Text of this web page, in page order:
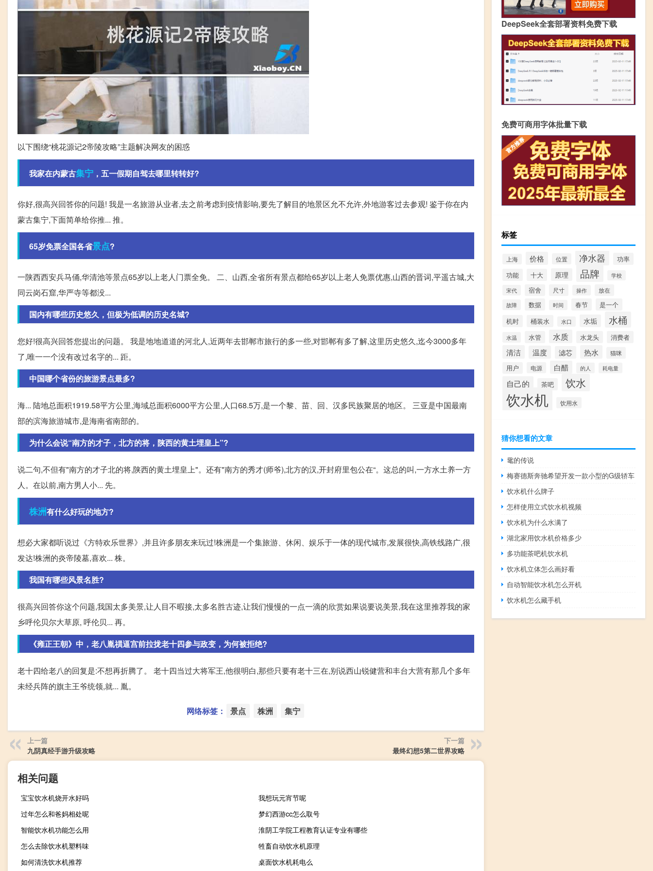
以下围绕“桃花源记2帝陵攻略”主题解决网友的困惑
我家在内蒙古集宁 ，五一假期自驾去哪里转转好?
你好,很高兴回答你的问题! 我是一名旅游从业者,去之前考虑到疫情影响,要先了解目的地景区允不允许,外地游客过去参观! 鉴于你在内
蒙古集宁,下面简单给你推... 推。
65岁免票全国各省景点?
一陕西西安兵马俑,华清池等景点65岁以上老人门票全免。 二、山西,全省所有景点都给65岁以上老人免票优惠,山西的晋词,平遥古城,大
同云岗石窟,华严寺等都没...
国内有哪些历史悠久，但极为低调的历史名城?
您好!很高兴回答您提出的问题。 我是地地道道的河北人,近两年去邯郸市旅行的多一些,对邯郸有多了解,这里历史悠久,迄今3000多年
了,唯一一个没有改过名字的... 距。
中国哪个省份的旅游景点最多?
海... 陆地总面积1919.58平方公里,海域总面积6000平方公里,人口68.5万,是一个黎、苗、回、汉多民族聚居的地区。 三亚是中国最南
部的滨海旅游城市,是海南省南部的。
为什么会说“南方的才子，北方的将，陕西的黄土埋皇上”?
说二句,不但有"南方的才子北的将,陕西的黄土埋皇上"。还有"南方的秀才(师爷),北方的汉,开封府里包公在“。这总的叫,一方水土养一方
人。在以前,南方男人小... 先。
株洲有什么好玩的地方?
想必大家都听说过《方特欢乐世界》,并且许多朋友来玩过!株洲是一个集旅游、休闲、娱乐于一体的现代城市,发展很快,高铁线路广,很
发达!株洲的炎帝陵墓,喜欢... 株。
我国有哪些风景名胜?
很高兴回答你这个问题,我国太多美景,让人目不暇接,太多名胜古迹,让我们慢慢的一点一滴的欣赏如果说要说美景,我在这里推荐我的家
乡呼伦贝尔大草原, 呼伦贝... 再。
《雍正王朝》中，老八胤禩逼宫前拉拢老十四参与政变，为何被拒绝?
老十四给老八的回复是:不想再折腾了。 老十四当过大将军王,他很明白,那些只要有老十三在,别说西山锐健营和丰台大营有那几个多年
未经兵阵的旗主王爷统领,就... 胤。
网络标签： 景点 株洲 集宁
上一篇
九阴真经手游升级攻略
下一篇
最终幻想5第二世界攻略
相关问题
宝宝饮水机烧开水好吗
我想玩元宵节呢
过年怎么和爸妈相处呢
梦幻西游cc怎么取号
智能饮水机功能怎么用
淮阴工学院工程教育认证专业有哪些
怎么去除饮水机塑料味
牲畜自动饮水机原理
如何清洗饮水机推荐
桌面饮水机耗电么
DeepSeek全套部署资料免费下载
免费可商用字体批量下载
标签
上海 价格 位置 净水器
功率
功能
十大 原理 品牌 学校
宋代 宿舍 尺寸 操作 放在
故障 数据 时间 春节
是一个
机时
桶装水 水口 水垢 水桶
水温 水管 水质 水龙头 消费者
清洁 温度 滤芯 热水
猫咪
用户
电源 白醋 的人 耗电量
自己的 茶吧 饮水
饮水机 饮用水
猜你想看的文章
鼋的传说
梅赛德斯奔驰希望开发一款小型的G级轿车
饮水机什么牌子
怎样使用立式饮水机视频
饮水机为什么水满了
湖北家用饮水机价格多少
多功能茶吧机饮水机
饮水机立体怎么画好看
自动智能饮水机怎么开机
饮水机怎么藏手机